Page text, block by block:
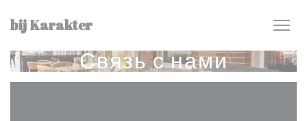
bij Karakter
Связь с нами